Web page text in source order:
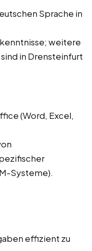
Sprache in
weitere
in Drensteinfurt
(Word, Excel,
Systeme).
effizient zu